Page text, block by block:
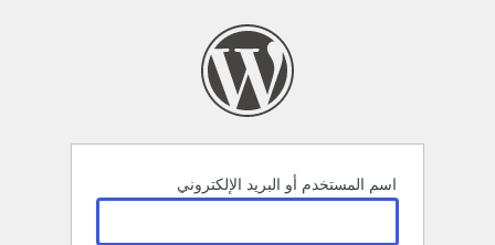
اسم المستخدم أو البريد الإلكتروني